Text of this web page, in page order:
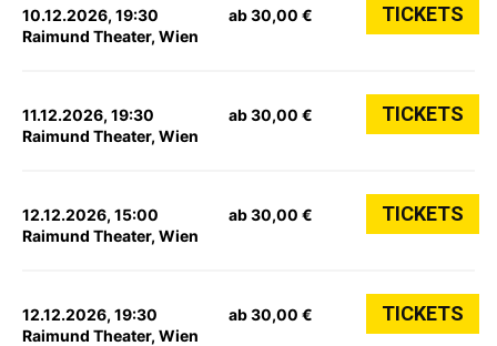
10.12.2026, 19:30
Raimund Theater, Wien
ab 30,00 € TICKETS
11.12.2026, 19:30
Raimund Theater, Wien
ab 30,00 € TICKETS
12.12.2026, 15:00
Raimund Theater, Wien
ab 30,00 € TICKETS
12.12.2026, 19:30
Raimund Theater, Wien
ab 30,00 € TICKETS